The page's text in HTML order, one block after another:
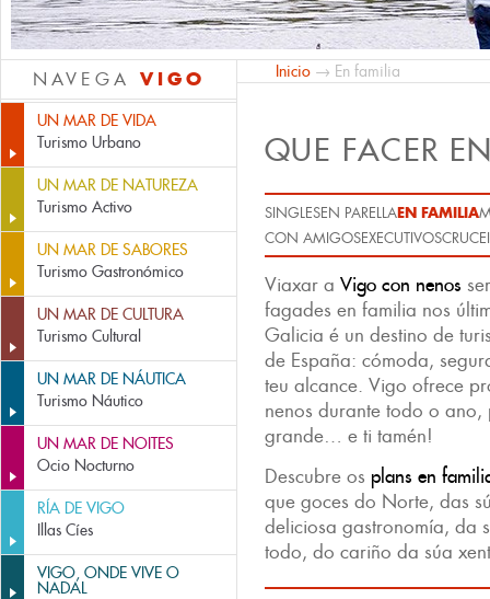
NAVEGA VIGO
UN MAR DE VIDA
Turismo Urbano
UN MAR DE NATUREZA
Turismo Activo
UN MAR DE SABORES
Turismo Gastronómico
UN MAR DE CULTURA
Turismo Cultural
UN MAR DE NÁUTICA
Turismo Náutico
UN MAR DE NOITES
Ocio Nocturno
RÍA DE VIGO
Illas Cíes
VIGO, ONDE VIVE O
NADAL
Inicio → En familia
QUE FACER
SINGLESEN PARELLAEN FAMILIA
CON AMIGOSEXECUTIVOS
Viaxar a Vigo con nenos
fagades en familia nos
Galicia é un destino de
de España: cómoda,
teu alcance. Vigo ofrece
nenos durante todo o
grande… e ti tamén!
Descubre os plans en
que goces do Norte, das
deliciosa gastronomía, da
todo, do cariño da súa